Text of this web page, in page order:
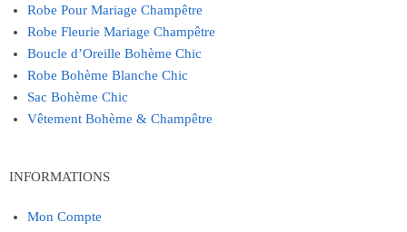
Robe Pour Mariage Champêtre
Robe Fleurie Mariage Champêtre
Boucle d’Oreille Bohème Chic
Robe Bohème Blanche Chic
Sac Bohème Chic
Vêtement Bohème & Champêtre
INFORMATIONS
Mon Compte